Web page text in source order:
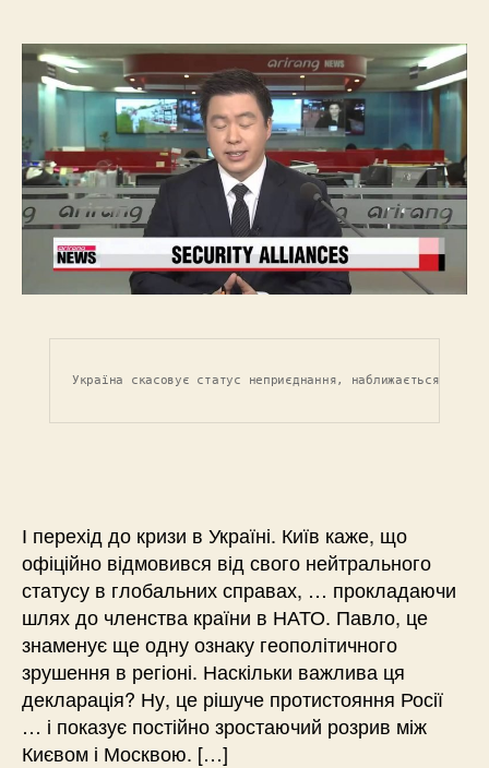
Україна скасовує статус неприєднання, наближається до
І перехід до кризи в Україні. Київ каже, що
офіційно відмовився від свого нейтрального
статусу в глобальних справах, … прокладаючи
шлях до членства країни в НАТО. Павло, це
знаменує ще одну ознаку геополітичного
зрушення в регіоні. Наскільки важлива ця
декларація? Ну, це рішуче протистояння Росії
… і показує постійно зростаючий розрив між
Києвом і Москвою. […]